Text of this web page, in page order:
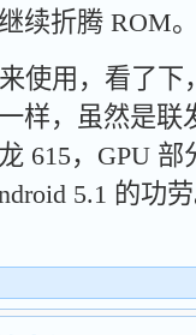
续折腾 ROM
用，看了下
样，虽然是联
615，GPU
5.1 的功